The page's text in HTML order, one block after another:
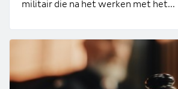
militair die na het werken met het...